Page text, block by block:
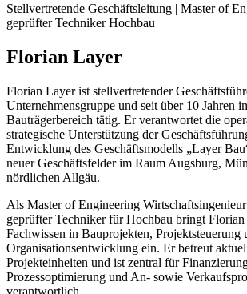
Stellvertretende Geschäftsleitung | Master of
geprüfter Techniker Hochbau
Florian Layer
Florian Layer ist stellvertretender
Unternehmensgruppe und seit über 10 Jahren
Bauträgerbereich tätig. Er verantwortet die
strategische Unterstützung der
Entwicklung des Geschäftsmodells „Layer
neuer Geschäftsfelder im Raum Augsburg,
nördlichen Allgäu.
Als Master of Engineering
geprüfter Techniker für Hochbau bringt
Fachwissen in Bauprojekten, Projektsteuerung
Organisationsentwicklung ein. Er betreut
Projekteinheiten und ist zentral für
Prozessoptimierung und An- sowie
verantwortlich.